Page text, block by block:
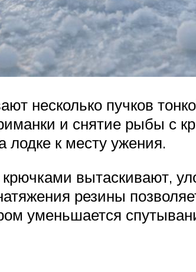
несколько пучков
и снятие рыбы с
лодке к месту ужения.
вытаскивают,
резины
уменьшается